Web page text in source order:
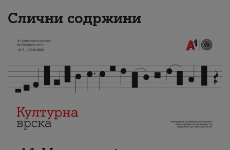
Слични содржини